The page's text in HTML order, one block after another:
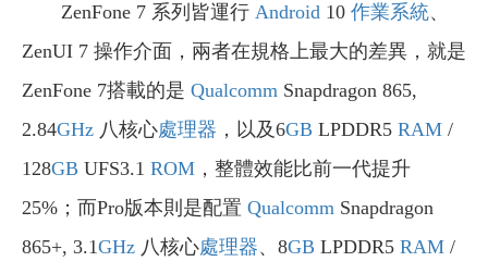
ZenFone 7 系列皆運行 Android 10 作業系統、
ZenUI 7 操作介面，兩者在規格上最大的差異，就是
ZenFone 7搭載的是 Qualcomm Snapdragon 865,
2.84GHz 八核心處理器 ，以及6GB LPDDR5 RAM /
128GB UFS3.1 ROM ，整體效能比前一代提升
25%；而Pro版本則是配置 Qualcomm Snapdragon
865+, 3.1GHz 八核心處理器、8GB LPDDR5 RAM /